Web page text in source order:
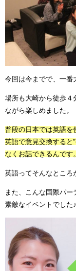
今回は今までで、一番
場所も大崎から徒歩４
ながら楽しめました。
普段の日本では英語を
英語で意見交換すると
なくお話できるんです。
英語ってそんなところ
また、こんな国際パ
素敵なイベントでした♪